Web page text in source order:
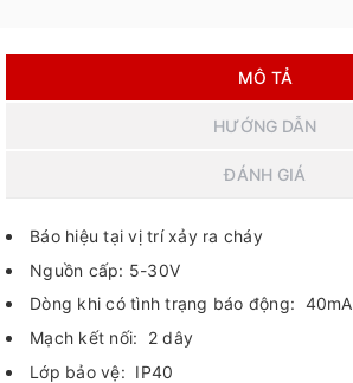
MÔ TẢ
HƯỚNG DẪN
ĐÁNH GIÁ
Báo hiệu tại vị trí xảy ra cháy
Nguồn cấp: 5-30V
Dòng khi có tình trạng báo động: 40mA
Mạch kết nối: 2 dây
Lớp bảo vệ: IP40